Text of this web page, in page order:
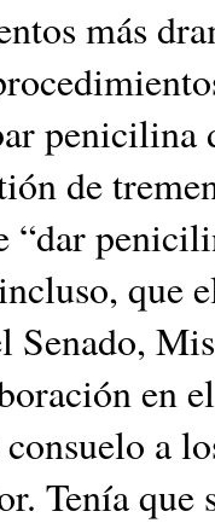
más
penicilina
de
“dar
que
Senado,
en
a
Tenía que